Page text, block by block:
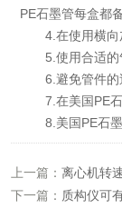
PE石墨管每盒都
4.在使用横向加
5.使用合适的气
6.避免管件的过
7.在美国PE石
8.美国PE石墨
上一篇： 离心机转
下一篇： 质构仪可